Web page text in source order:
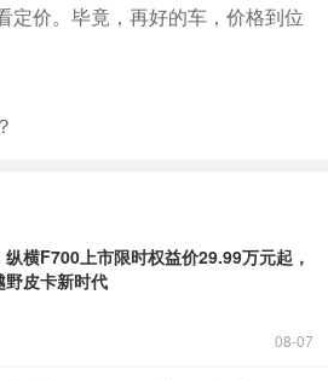
定价。毕竟，再好的车，价格到位
横F700上市限时权益价29.99万元起，
野皮卡新时代
08-07